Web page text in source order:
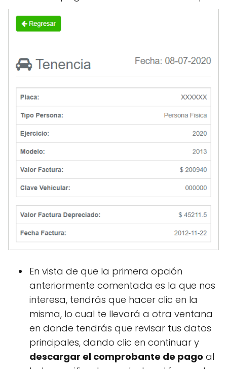
En vista de que la primera opción
anteriormente comentada es la que nos
interesa, tendrás que hacer clic en la
misma, lo cual te llevará a otra ventana
en donde tendrás que revisar tus datos
principales, dando clic en continuar y
descargar el comprobante de pago al